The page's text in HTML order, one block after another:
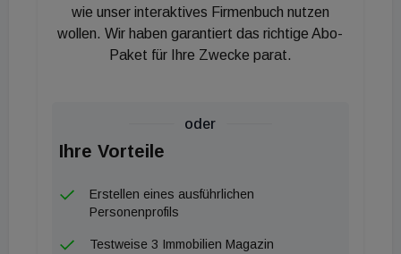
verbessern und energietechnisch zu optimieren,
konnte nur gemeinsam mit den Mietern gelingen.
Das 1911 in unmittelbarer Nähe zum Stephansplatz
wie unser interaktives Firmenbuch nutzen
wollen. Wir haben garantiert das richtige Abo-
Paket für Ihre Zwecke parat.
oder
Ihre Vorteile
Erstellen eines ausführlichen
Personenprofils
Testweise 3 Immobilien Magazin